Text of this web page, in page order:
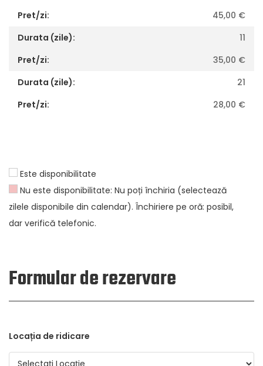
45,00 €
11
35,00 €
21
28,00 €
Este disponibilitate
Nu este disponibilitate: Nu poți închiria (selectează
zilele disponibile din calendar). Închiriere pe oră: posibil,
dar verifică telefonic.
Formular de rezervare
Locația de ridicare